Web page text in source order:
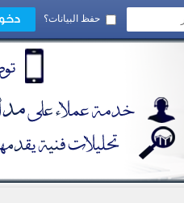
حفظ البيانات؟